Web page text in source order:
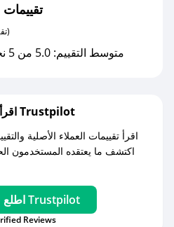
مع صحصح، تسوق بذكاءتقييمات
(0 تقييمات)
متوسط التقييم: 5.0 من 5 نجوم بواسطة 0 مستخدمين
اقرأ تقييمات واراء العملاء على Trustpilot
اقرأ تقييمات العملاء الأصلية
اكتشف ما يعتقده المستخدمون
اطلع على آراء عملائنا على Trustpilot
Reviews